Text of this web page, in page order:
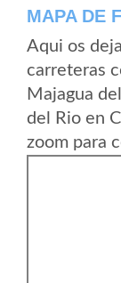
MAPA DE
Aqui os
carreteras
Majagua
del Rio en
zoom para